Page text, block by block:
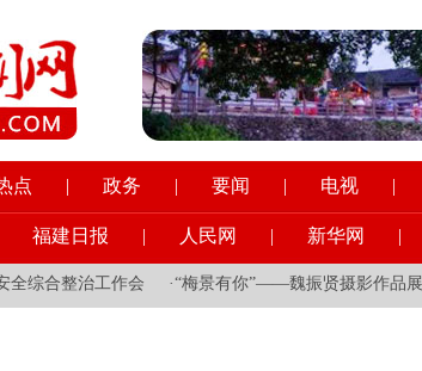
点 | 政务 | 要闻 | 电视 |
福建日报 | 人民网 | 新华网 |
合整治工作会 ·“梅景有你”——魏振贤摄影作品展开展